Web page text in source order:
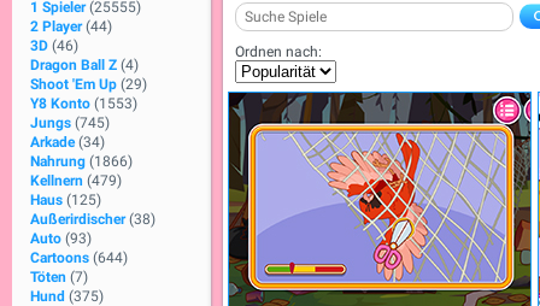
1 Spieler (25555)
2 Player (44)
3D (46)
Dragon Ball Z (4)
Shoot 'Em Up (29)
Y8 Konto (1553)
Jungs (745)
Arkade (34)
Nahrung (1866)
Kellnern (479)
Haus (125)
Außerirdischer (38)
Auto (93)
Cartoons (644)
Töten (7)
Hund (375)
Ordnen nach: